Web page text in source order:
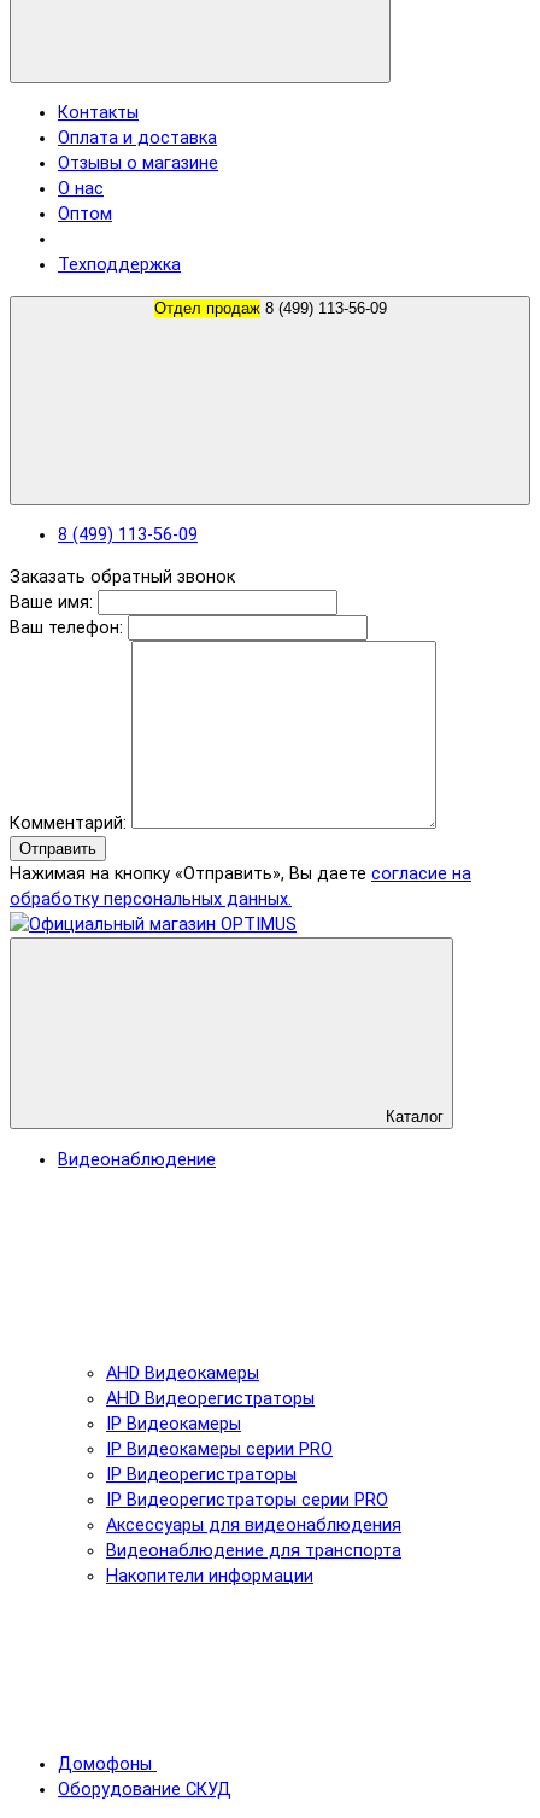
Контакты
Оплата и доставка
Отзывы о магазине
О нас
Оптом
Техподдержка
Отдел продаж 8 (499) 113-56-09
8 (499) 113-56-09
Заказать обратный звонок
Ваше имя:
Ваш телефон:
Комментарий:
Отправить
Нажимая на кнопку «Отправить», Вы даете согласие на
обработку персональных данных.
Каталог
Видеонаблюдение
AHD Видеокамеры
AHD Видеорегистраторы
IP Видеокамеры
IP Видеокамеры серии PRO
IP Видеорегистраторы
IP Видеорегистраторы серии PRO
Аксессуары для видеонаблюдения
Видеонаблюдение для транспорта
Накопители информации
Домофоны
Оборудование СКУД